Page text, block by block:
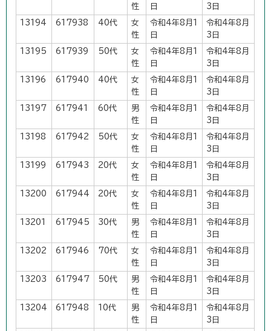
性
日
3日
13194 617938 40代
女
性
令和4年8月1
日
令和4年8月
3日
13195 617939 50代
女
性
令和4年8月1
日
令和4年8月
3日
13196 617940 40代
女
性
令和4年8月1
日
令和4年8月
3日
13197 617941 60代
男
性
令和4年8月1
日
令和4年8月
3日
13198 617942 50代
女
性
令和4年8月1
日
令和4年8月
3日
13199 617943 20代
女
性
令和4年8月1
日
令和4年8月
3日
13200 617944 20代
女
性
令和4年8月1
日
令和4年8月
3日
13201 617945 30代
男
性
令和4年8月1
日
令和4年8月
3日
13202 617946 70代
女
性
令和4年8月1
日
令和4年8月
3日
13203 617947 50代
男
性
令和4年8月1
日
令和4年8月
3日
13204 617948 10代
男
性
令和4年8月1
日
令和4年8月
3日